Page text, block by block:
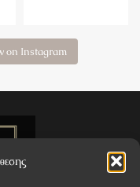
on Instagram